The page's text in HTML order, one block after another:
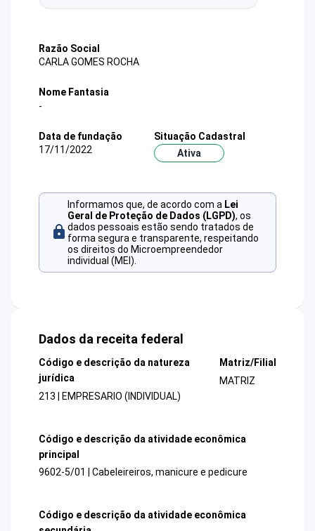
Razão Social
CARLA GOMES ROCHA
Nome Fantasia
-
Data de fundação
17/11/2022
Situação Cadastral
Ativa
Informamos que, de acordo com a Lei
Geral de Proteção de Dados (LGPD), os
dados pessoais estão sendo tratados de
forma segura e transparente, respeitando
os direitos do Microempreendedor
individual (MEI).
Dados da receita federal
Código e descrição da natureza
jurídica
213 | EMPRESARIO (INDIVIDUAL)
Matriz/Filial
MATRIZ
Código e descrição da atividade econômica
principal
9602-5/01 | Cabeleireiros, manicure e pedicure
Código e descrição da atividade econômica